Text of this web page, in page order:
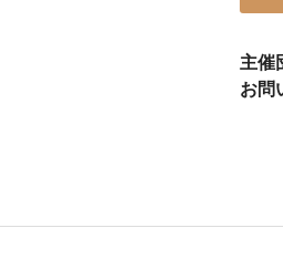
主催
お問